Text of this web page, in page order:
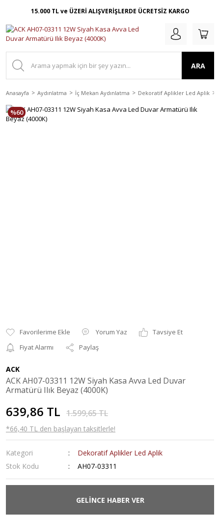
15.000 TL ve ÜZERİ ALIŞVERİŞLERDE ÜCRETSİZ KARGO
ARA
Anasayfa Aydınlatma İç Mekan Aydınlatma Dekoratif Aplikler Led Aplik
%60
Yorum Yaz
Tavsiye Et
Fiyat Alarmı
Paylaş
ACK
ACK AH07-03311 12W Siyah Kasa Avva Led Duvar
Armatürü Ilık Beyaz (4000K)
639,86 TL 1.599,65 TL
*66,40 TL den başlayan taksitlerle!
Kategori
Dekoratif Aplikler Led Aplik
Stok Kodu
AH07-03311
GELİNCE HABER VER